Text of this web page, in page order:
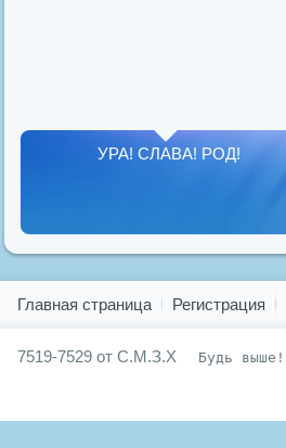
УРА! СЛАВА! РОД!
Главная страница Регистрация
7519-7529 от С.М.З.Х Будь выше!